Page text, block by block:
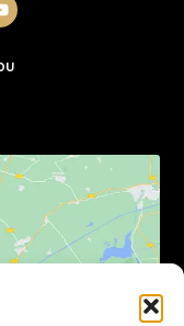
and enable